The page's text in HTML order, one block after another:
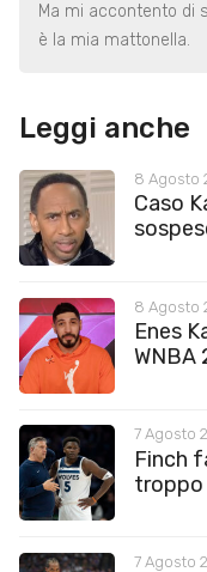
Ma mi accontento di
è la mia mattonella.
Leggi anche
8 Agosto
Caso
8 Agosto
Enes
WNBA
7 Agosto
Finch
troppo
7 Agosto